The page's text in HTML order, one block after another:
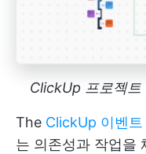
ClickUp 프로젝트
The ClickUp 이벤
는 의존성과 작업을